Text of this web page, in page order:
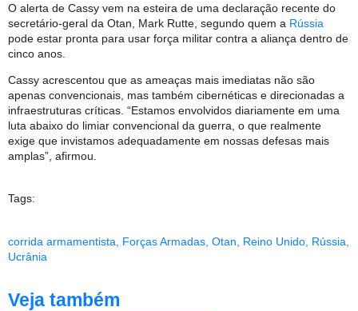
O alerta de Cassy vem na esteira de uma declaração recente do
secretário-geral da Otan, Mark Rutte, segundo quem a Rússia
pode estar pronta para usar força militar contra a aliança dentro de
cinco anos.
Cassy acrescentou que as ameaças mais imediatas não são
apenas convencionais, mas também cibernéticas e direcionadas a
infraestruturas críticas. “Estamos envolvidos diariamente em uma
luta abaixo do limiar convencional da guerra, o que realmente
exige que invistamos adequadamente em nossas defesas mais
amplas”, afirmou.
Tags:
corrida armamentista Forças Armadas Otan Reino Unido Rússia
Ucrânia
Veja também